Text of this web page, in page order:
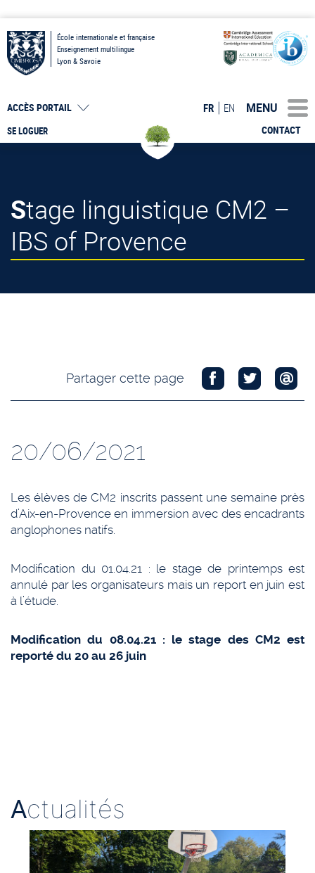
École internationale et française
Enseignement multilingue
Lyon & Savoie
SE LOGUER
ACCÈS PORTAIL
CONTACT
FR EN MENU
Stage linguistique CM2 –
IBS of Provence
Partager cette page
20/06/2021
Les élèves de CM2 inscrits passent une semaine près
d’Aix-en-Provence en immersion avec des encadrants
anglophones natifs.
Modification du 01.04.21 : le stage de printemps est
annulé par les organisateurs mais un report en juin est
à l’étude.
Modification du 08.04.21 : le stage des CM2 est
reporté du 20 au 26 juin
Actualités